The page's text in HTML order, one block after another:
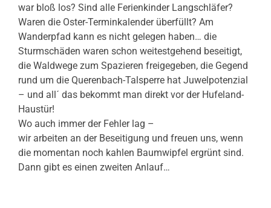
war bloß los? Sind alle Ferienkinder Langschläfer?
Waren die Oster-Terminkalender überfüllt? Am
Wanderpfad kann es nicht gelegen haben… die
Sturmschäden waren schon weitestgehend beseitigt,
die Waldwege zum Spazieren freigegeben, die Gegend
rund um die Querenbach-Talsperre hat Juwelpotenzial
– und all´ das bekommt man direkt vor der Hufeland-
Haustür!
Wo auch immer der Fehler lag –
wir arbeiten an der Beseitigung und freuen uns, wenn
die momentan noch kahlen Baumwipfel ergrünt sind.
Dann gibt es einen zweiten Anlauf…